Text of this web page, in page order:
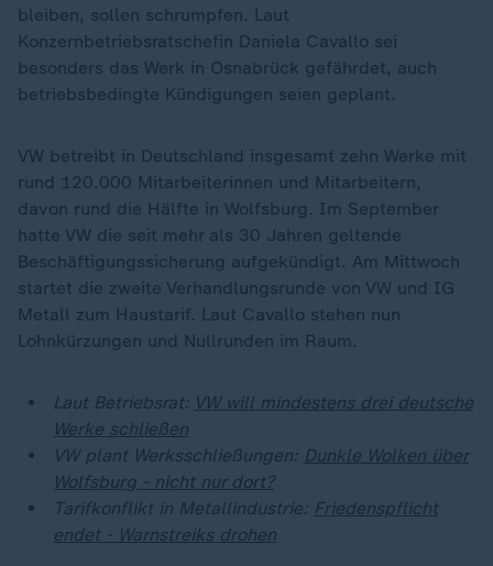
bleiben, sollen schrumpfen. Laut
Konzernbetriebsratschefin Daniela Cavallo sei
besonders das Werk in Osnabrück gefährdet, auch
betriebsbedingte Kündigungen seien geplant.
VW betreibt in Deutschland insgesamt zehn Werke mit
rund 120.000 Mitarbeiterinnen und Mitarbeitern,
davon rund die Hälfte in Wolfsburg. Im September
hatte VW die seit mehr als 30 Jahren geltende
Beschäftigungssicherung aufgekündigt. Am Mittwoch
startet die zweite Verhandlungsrunde von VW und IG
Metall zum Haustarif. Laut Cavallo stehen nun
Lohnkürzungen und Nullrunden im Raum.
Laut Betriebsrat: VW will mindestens drei deutsche
Werke schließen
VW plant Werksschließungen: Dunkle Wolken über
Wolfsburg - nicht nur dort?
Tarifkonflikt in Metallindustrie: Friedenspflicht
endet - Warnstreiks drohen